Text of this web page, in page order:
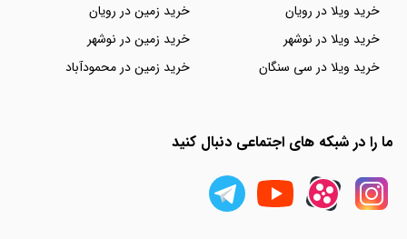
خرید ویلا در رویان
خرید ویلا در نوشهر
خرید ویلا در سی سنگان
خرید زمین در رویان
خرید زمین در نوشهر
خرید زمین در محمودآباد
ما را در شبکه های اجتماعی دنبال کنید